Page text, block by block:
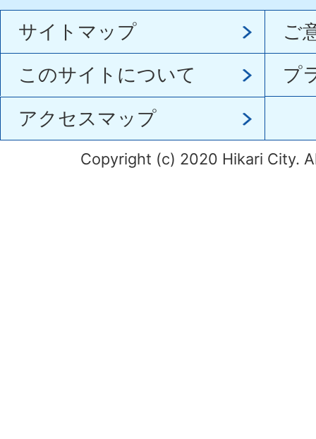
サイトマップ
ご
このサイトについて
プ
アクセスマップ
Copyright (c) 2020 Hikari City.